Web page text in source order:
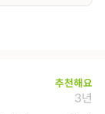
추천해요
3년